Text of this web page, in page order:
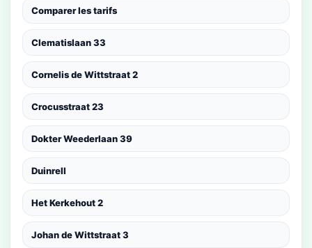
Comparer les tarifs
Clematislaan 33
Cornelis de Wittstraat 2
Crocusstraat 23
Dokter Weederlaan 39
Duinrell
Het Kerkehout 2
Johan de Wittstraat 3